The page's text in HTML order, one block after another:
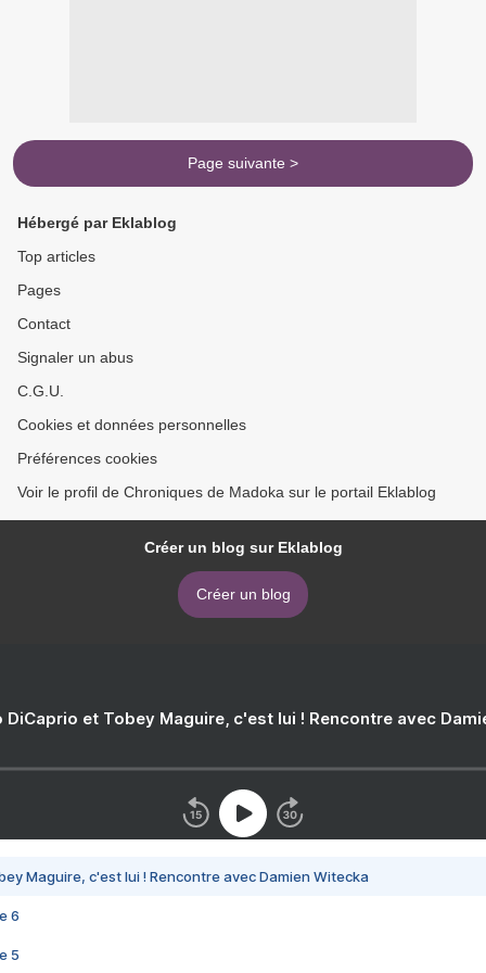
Page suivante >
Hébergé par Eklablog
Top articles
Pages
Contact
Signaler un abus
C.G.U.
Cookies et données personnelles
Préférences cookies
Voir le profil de Chroniques de Madoka sur le portail Eklablog
Créer un blog sur Eklablog
Créer un blog
DiCaprio et Tobey Maguire, c'est lui ! Rencontre avec
Maguire, c'est lui ! Rencontre avec Damien Witecka
6
5